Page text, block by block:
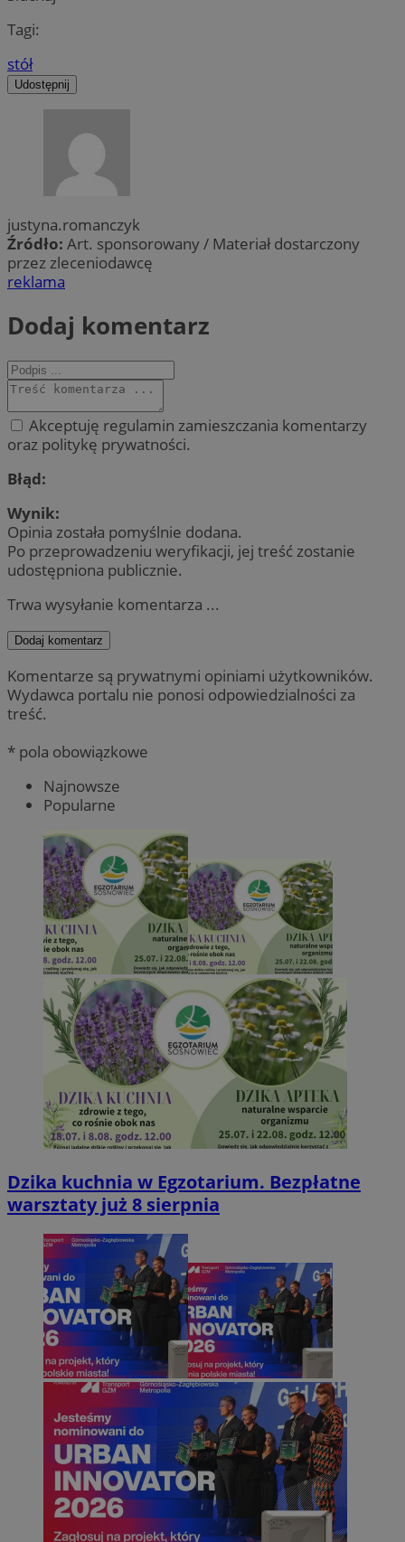
Tagi:
stół
Udostępnij
justyna.romanczyk
Źródło: Art. sponsorowany / Materiał dostarczony
przez zleceniodawcę
reklama
Dodaj komentarz
Akceptuję regulamin zamieszczania komentarzy
oraz politykę prywatności.
Błąd:
Wynik:
Opinia została pomyślnie dodana.
Po przeprowadzeniu weryfikacji, jej treść zostanie
udostępniona publicznie.
Trwa wysyłanie komentarza ...
Dodaj komentarz
Komentarze są prywatnymi opiniami użytkowników.
Wydawca portalu nie ponosi odpowiedzialności za
treść.
* pola obowiązkowe
Najnowsze
Popularne
Dzika kuchnia w Egzotarium. Bezpłatne
warsztaty już 8 sierpnia